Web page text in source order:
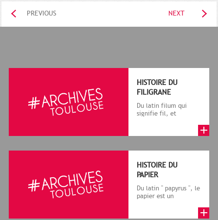
PREVIOUS NEXT
HISTOIRE DU
FILIGRANE
Du latin filum qui
signifie fil, et
le cadre de la f...
HISTOIRE DU
PAPIER
Du latin " papyrus ", le
papier est un